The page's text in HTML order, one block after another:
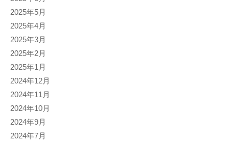
2025年5月
2025年4月
2025年3月
2025年2月
2025年1月
2024年12月
2024年11月
2024年10月
2024年9月
2024年7月